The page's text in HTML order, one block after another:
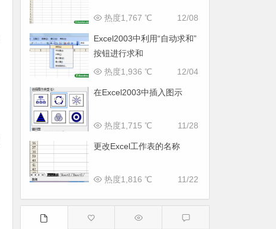
12/08
热度1,767 ℃
Excel2003中利用“自动求和”
按钮进行求和
12/04
热度1,936 ℃
在Excel2003中插入图示
11/28
热度1,715 ℃
更改Excel工作表的名称
11/22
热度1,816 ℃